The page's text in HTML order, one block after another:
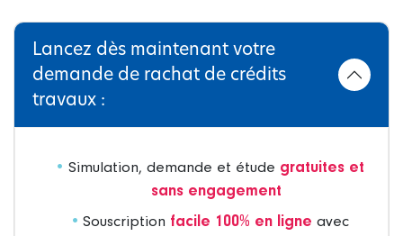
Lancez dès maintenant votre
demande de rachat de crédits
travaux :
Simulation, demande et étude gratuites et
sans engagement
Souscription facile 100% en ligne avec